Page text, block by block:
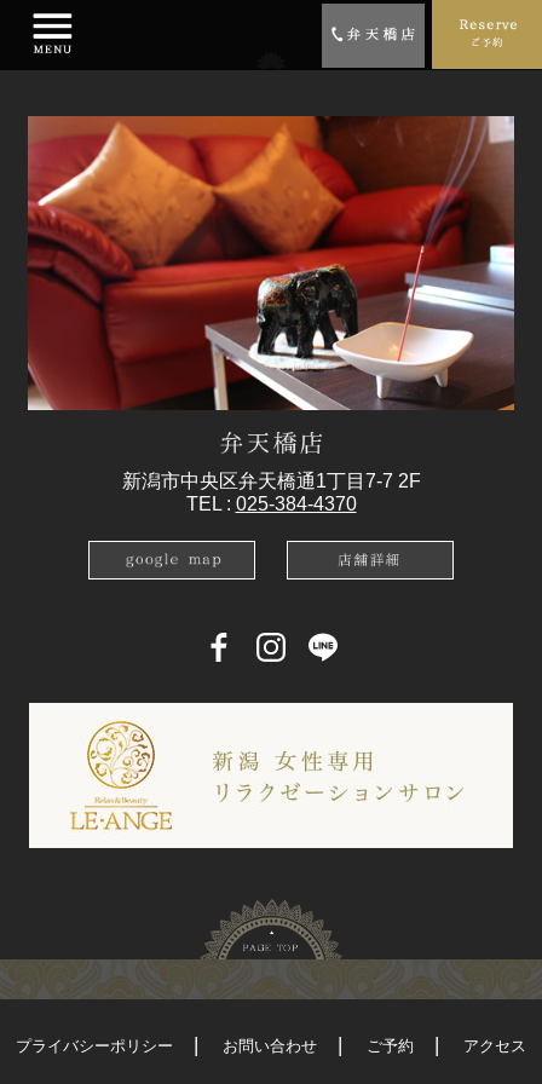
新潟市中央区弁天橋通1丁目7-7 2F
TEL : 025-384-4370
プライバシーポリシー お問い合わせ ご予約 アクセス